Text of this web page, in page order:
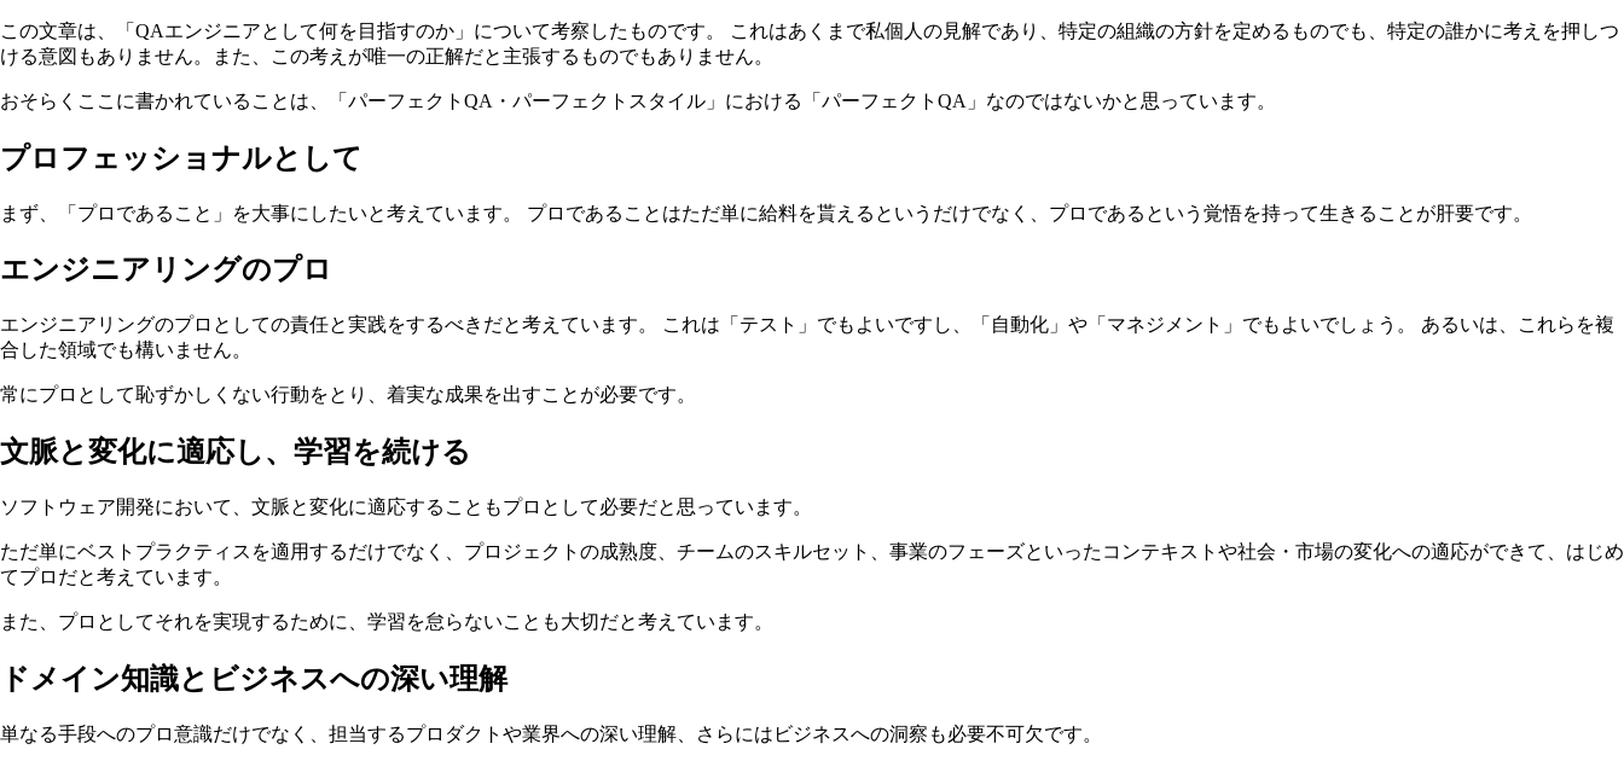
この文章は、「QAエンジニアとして何を目指すのか」について考察したものです。 これはあくまで私個人の見解であり、特定の組織の方針を定めるものでも、特定の誰かに考えを押しつ
ける意図もありません。また、この考えが唯一の正解だと主張するものでもありません。
おそらくここに書かれていることは、「パーフェクトQA・パーフェクトスタイル」における「パーフェクトQA」なのではないかと思っています。
プロフェッショナルとして
まず、「プロであること」を大事にしたいと考えています。 プロであることはただ単に給料を貰えるというだけでなく、プロであるという覚悟を持って生きることが肝要です。
エンジニアリングのプロ
エンジニアリングのプロとしての責任と実践をするべきだと考えています。 これは「テスト」でもよいですし、「自動化」や「マネジメント」でもよいでしょう。 あるいは、これらを複
合した領域でも構いません。
常にプロとして恥ずかしくない行動をとり、着実な成果を出すことが必要です。
文脈と変化に適応し、学習を続ける
ソフトウェア開発において、文脈と変化に適応することもプロとして必要だと思っています。
ただ単にベストプラクティスを適用するだけでなく、プロジェクトの成熟度、チームのスキルセット、事業のフェーズといったコンテキストや社会・市場の変化への適応ができて、はじめ
てプロだと考えています。
また、プロとしてそれを実現するために、学習を怠らないことも大切だと考えています。
ドメイン知識とビジネスへの深い理解
単なる手段へのプロ意識だけでなく、担当するプロダクトや業界への深い理解、さらにはビジネスへの洞察も必要不可欠です。